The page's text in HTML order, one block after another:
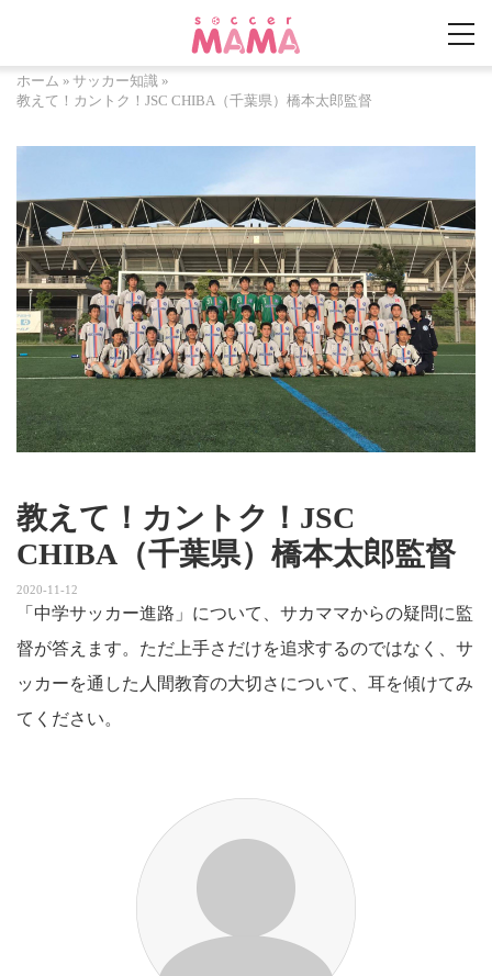
ホーム » サッカー知識 »
教えて！カントク！JSC CHIBA（千葉県）橋本太郎監督
教えて！カントク！JSC
CHIBA（千葉県）橋本太郎監督
2020-11-12
「中学サッカー進路」について、サカママからの疑問に監
督が答えます。ただ上手さだけを追求するのではなく、サ
ッカーを通した人間教育の大切さについて、耳を傾けてみ
てください。